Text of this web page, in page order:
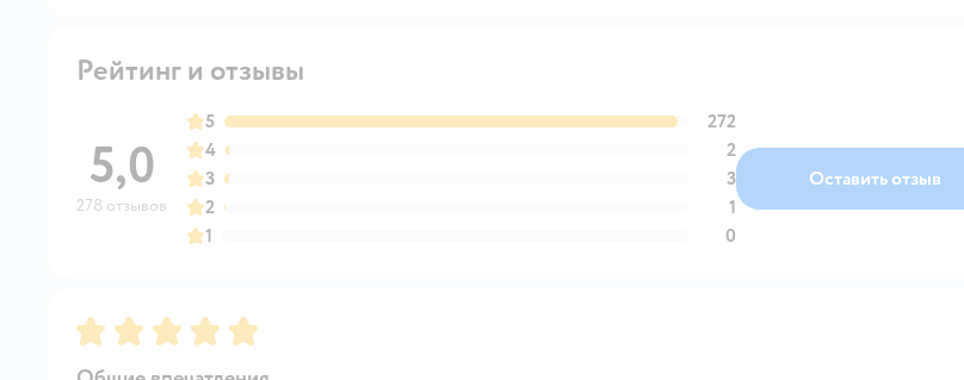
Рейтинг и отзывы
5,0
278 отзывов
5
272
4
2
3
3
2
1
1
0
Оставить отзыв
Рейтинг:5